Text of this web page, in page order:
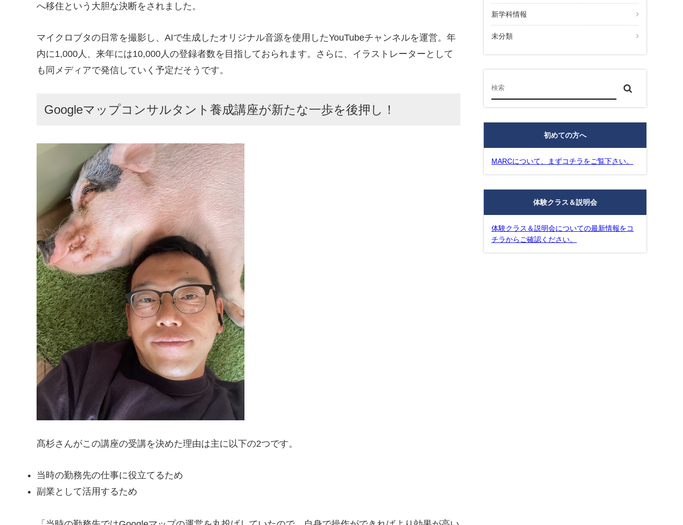
へ移住という大胆な決断をされました。
マイクロブタの日常を撮影し、AIで生成したオリジナル音源を使用したYouTubeチャンネルを運営。年
内に1,000人、来年には10,000人の登録者数を目指しておられます。さらに、イラストレーターとして
も同メディアで発信していく予定だそうです。
Googleマップコンサルタント養成講座が新たな一歩を後押し！
髙杉さんがこの講座の受講を決めた理由は主に以下の2つです。
当時の勤務先の仕事に役立てるため
副業として活用するため
新学科情報
未分類
初めての方へ
MARCについて、まずコチラをご覧下さい。
体験クラス＆説明会
体験クラス＆説明会についての最新情報をコ
チラからご確認ください。